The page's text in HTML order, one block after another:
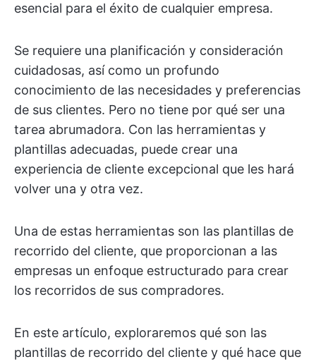
esencial para el éxito de cualquier empresa.
Se requiere una planificación y consideración
cuidadosas, así como un profundo
conocimiento de las necesidades y preferencias
de sus clientes. Pero no tiene por qué ser una
tarea abrumadora. Con las herramientas y
plantillas adecuadas, puede crear una
experiencia de cliente excepcional que les hará
volver una y otra vez.
Una de estas herramientas son las plantillas de
recorrido del cliente, que proporcionan a las
empresas un enfoque estructurado para crear
los recorridos de sus compradores.
En este artículo, exploraremos qué son las
plantillas de recorrido del cliente y qué hace que